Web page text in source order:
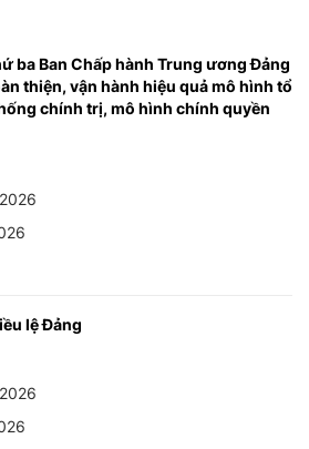
ba Ban Chấp hành Trung ương Đảng
thiện, vận hành hiệu quả mô hình tổ
chính trị, mô hình chính quyền
lệ Đảng